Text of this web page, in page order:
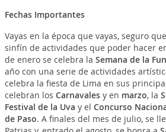
Fechas Importantes
Vayas en la época que vayas, seguro
sinfín de actividades que poder hacer
de enero se celebra la Semana de la
año con una serie de actividades
celebra la fiesta de Lima en sus
celebran los Carnavalesy en marzo, la
Festival de la Uva y el Concurso
de Paso. A finales del mes de julio, se